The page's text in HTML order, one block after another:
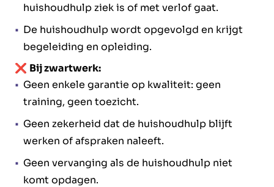
huishoudhulp ziek is of met verlof gaat.
De huishoudhulp wordt opgevolgd en krijgt
begeleiding en opleiding.
❌ Bij zwartwerk:
Geen enkele garantie op kwaliteit: geen
training, geen toezicht.
Geen zekerheid dat de huishoudhulp blijft
werken of afspraken naleeft.
Geen vervanging als de huishoudhulp niet
komt opdagen.